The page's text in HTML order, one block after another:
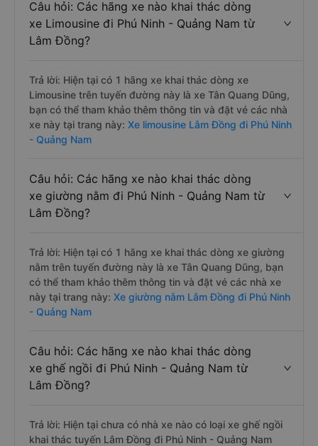
Câu hỏi: Các hãng xe nào khai thác dòng
xe Limousine đi Phú Ninh - Quảng Nam từ
Lâm Đồng?
Trả lời: Hiện tại có 1 hãng xe khai thác dòng xe
Limousine trên tuyến đường này là xe Tân Quang Dũng,
bạn có thể tham khảo thêm thông tin và đặt vé các nhà
xe này tại trang này: Xe limousine Lâm Đồng đi Phú Ninh
- Quảng Nam
Câu hỏi: Các hãng xe nào khai thác dòng
xe giường nằm đi Phú Ninh - Quảng Nam từ
Lâm Đồng?
Trả lời: Hiện tại có 1 hãng xe khai thác dòng xe giường
nằm trên tuyến đường này là xe Tân Quang Dũng, bạn
có thể tham khảo thêm thông tin và đặt vé các nhà xe
này tại trang này: Xe giường nằm Lâm Đồng đi Phú Ninh
- Quảng Nam
Câu hỏi: Các hãng xe nào khai thác dòng
xe ghế ngồi đi Phú Ninh - Quảng Nam từ
Lâm Đồng?
Trả lời: Hiện tại chưa có nhà xe nào có loại xe ghế ngồi
khai thác tuyến Lâm Đồng đi Phú Ninh - Quảng Nam